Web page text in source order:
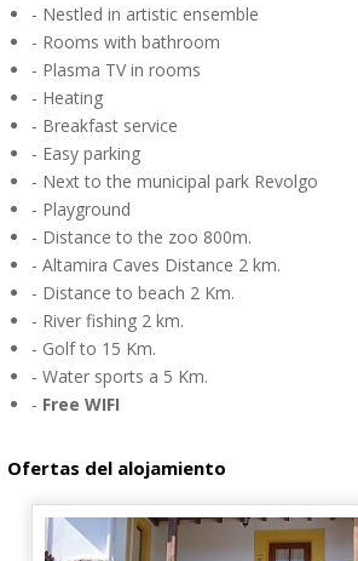
- Nestled in artistic ensemble
- Rooms with bathroom
- Plasma TV in rooms
- Heating
- Breakfast service
- Easy parking
- Next to the municipal park Revolgo
- Playground
- Distance to the zoo 800m.
- Altamira Caves Distance 2 km.
- Distance to beach 2 Km.
- River fishing 2 km.
- Golf to 15 Km.
- Water sports a 5 Km.
- Free WIFI
Ofertas del alojamiento